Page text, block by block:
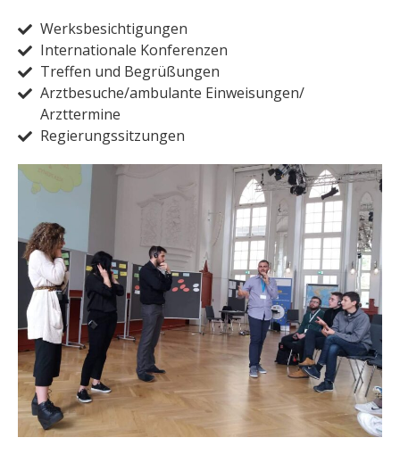
Werksbesichtigungen
Internationale Konferenzen
Treffen und Begrüßungen
Arztbesuche/ambulante Einweisungen/
Arzttermine
Regierungssitzungen